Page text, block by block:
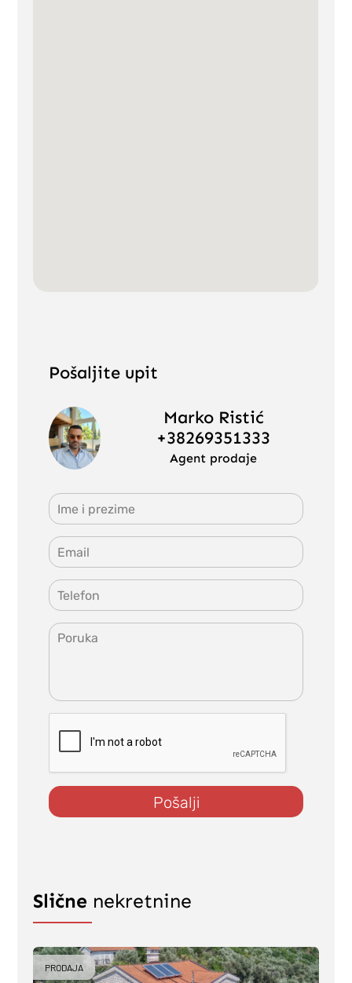
Pošaljite upit
Marko Ristić
+38269351333
Agent prodaje
Pošalji
Slične nekretnine
PRODAJA